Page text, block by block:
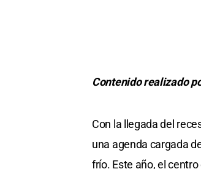
Contenido realizado
Con la llegada del
una agenda cargada
frío. Este año, el